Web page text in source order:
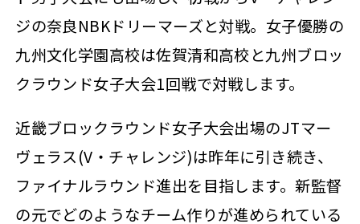
ジの奈良NBKドリーマーズと対戦。女子優勝の
九州文化学園高校は佐賀清和高校と九州ブロッ
クラウンド女子大会1回戦で対戦します。
近畿ブロックラウンド女子大会出場のJTマー
ヴェラス(V・チャレンジ)は昨年に引き続き、
ファイナルラウンド進出を目指します。新監督
の元でどのようなチーム作りが進められている